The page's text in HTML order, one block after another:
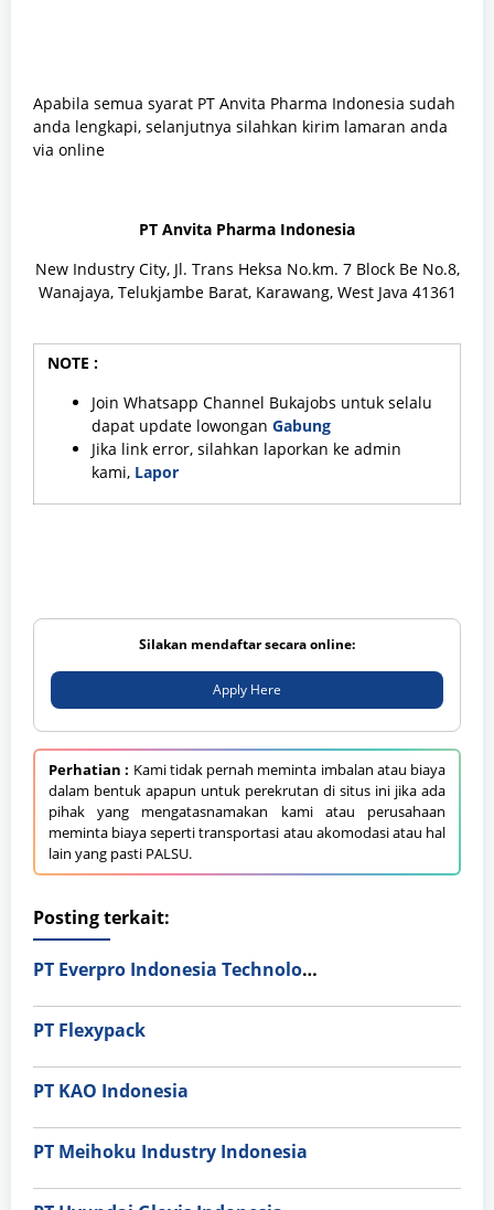
Apabila semua syarat PT Anvita Pharma Indonesia sudah
anda lengkapi, selanjutnya silahkan kirim lamaran anda
via online
PT Anvita Pharma Indonesia
New Industry City, Jl. Trans Heksa No.km. 7 Block Be No.8,
Wanajaya, Telukjambe Barat, Karawang, West Java 41361
NOTE :
Join Whatsapp Channel Bukajobs untuk selalu
dapat update lowongan Gabung
Jika link error, silahkan laporkan ke admin
kami, Lapor
Silakan mendaftar secara online:
Apply Here
Perhatian : Kami tidak pernah meminta imbalan atau biaya
dalam bentuk apapun untuk perekrutan di situs ini jika ada
pihak yang mengatasnamakan kami atau perusahaan
meminta biaya seperti transportasi atau akomodasi atau hal
lain yang pasti PALSU.
Posting terkait:
PT Everpro Indonesia Technologies
PT Flexypack
PT KAO Indonesia
PT Meihoku Industry Indonesia